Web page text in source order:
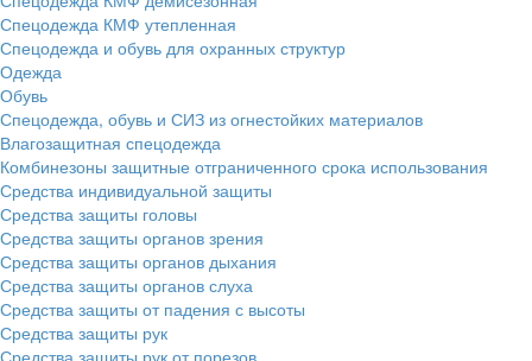
Спецодежда КМФ утепленная
Спецодежда и обувь для охранных структур
Одежда
Обувь
Спецодежда, обувь и СИЗ из огнестойких материалов
Влагозащитная спецодежда
Комбинезоны защитные отграниченного срока использования
Средства индивидуальной защиты
Средства защиты головы
Средства защиты органов зрения
Средства защиты органов дыхания
Средства защиты органов слуха
Средства защиты от падения с высоты
Средства защиты рук